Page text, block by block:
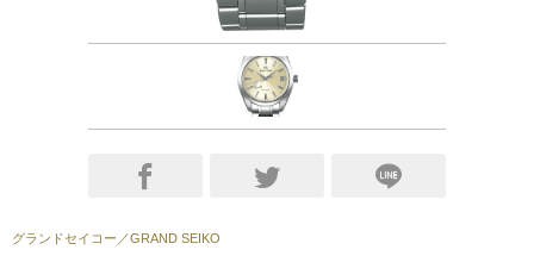
グランドセイコー GRAND SEIKO